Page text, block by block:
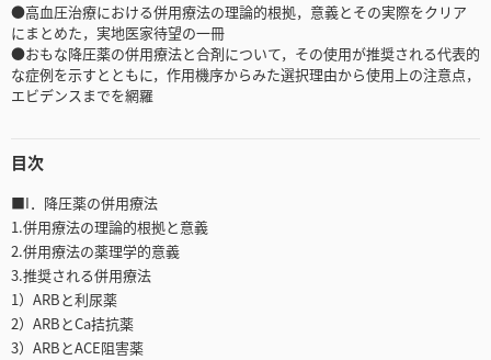
●高血圧治療における併用療法の理論的根拠，意義とその実際をクリア
にまとめた，実地医家待望の一冊
●おもな降圧薬の併用療法と合剤について，その使用が推奨される代表的
な症例を示すとともに，作用機序からみた選択理由から使用上の注意点，
エビデンスまでを網羅
目次
■I．降圧薬の併用療法
1.併用療法の理論的根拠と意義
2.併用療法の薬理学的意義
3.推奨される併用療法
1）ARBと利尿薬
2）ARBとCa拮抗薬
3）ARBとACE阻害薬